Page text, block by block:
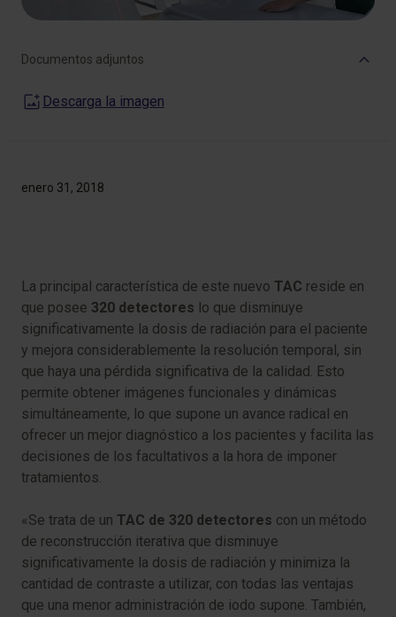
enero 31, 2018
La principal característica de este nuevo TAC reside en
que posee 320 detectores lo que disminuye
significativamente la dosis de radiación para el paciente
y mejora considerablemente la resolución temporal, sin
que haya una pérdida significativa de la calidad. Esto
permite obtener imágenes funcionales y dinámicas
simultáneamente, lo que supone un avance radical en
ofrecer un mejor diagnóstico a los pacientes y facilita las
decisiones de los facultativos a la hora de imponer
tratamientos.
«Se trata de un TAC de 320 detectores con un método
de reconstrucción iterativa que disminuye
significativamente la dosis de radiación y minimiza la
cantidad de contraste a utilizar, con todas las ventajas
que una menor administración de iodo supone. También,
Documentos adjuntos
Descarga la imagen